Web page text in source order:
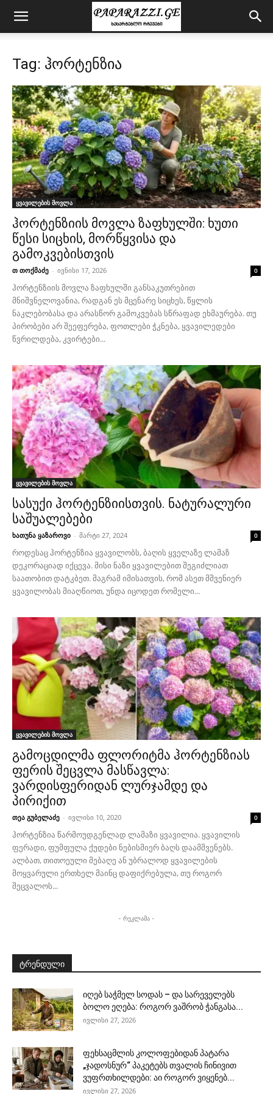
Tag: ჰორტენზია
ყვავილების მოვლა
ჰორტენზიის მოვლა ზაფხულში: ხუთი
წესი სიცხის, მორწყვისა და
გამოკვებისთვის
თ თოქმაძე - ივნისი 17, 2026 0
ჰორტენზიის მოვლა ზაფხულში განსაკუთრებით
მნიშვნელოვანია, რადგან ეს მცენარე სიცხეს, წყლის
ნაკლებობასა და არასწორ გამოკვებას სწრაფად ეხმაურება. თუ
პირობები არ შეეფერება, ფოთლები ჭკნება, ყვავილედები
წვრილდება, კვირტები...
ყვავილების მოვლა
სასუქი ჰორტენზიისთვის. ნატურალური
საშუალებები
ხათუნა ყაზაროვი - მარტი 27, 2024 0
როდესაც ჰორტენზია ყვავილობს, ბაღის ყველაზე ლამაზ
დეკორაციად იქცევა. მისი ნაზი ყვავილებით შეგიძლიათ
საათობით დატკბეთ. მაგრამ იმისათვის, რომ ასეთ მშვენიერ
ყვავილობას მიაღწიოთ, უნდა იცოდეთ რომელი...
ყვავილების მოვლა
გამოცდილმა ფლორიტმა ჰორტენზიას
ფერის შეცვლა მასწავლა:
ვარდისფერიდან ლურჯამდე და
პირიქით
თეა გუბელაძე - ივლისი 10, 2020 0
ჰორტენზია წარმოუდგენლად ლამაზი ყვავილია. ყვავილის
ფერადი, ფუმფულა ქუდები ნებისმიერ ბაღს დაამშვენებს.
ალბათ, თითოეული მებაღე ან უბრალოდ ყვავილების
მოყვარული ერთხელ მაინც დაფიქრებულა, თუ როგორ
შეცვალოს...
- რეკლამა -
ტრენდული
იღებ საჭმელ სოდას – და სარეველებს
ბოლო ეღება: როგორ ვაშრობ ჭანგასა...
ივლისი 27, 2026
ფეხსაცმლის კოლოფებიდან პატარა
„ჯადოსნურ“ პაკეტებს თვალის ჩინივით
ვუფრთხილდები: აი როგორ ვიყენებ...
ივლისი 27, 2026